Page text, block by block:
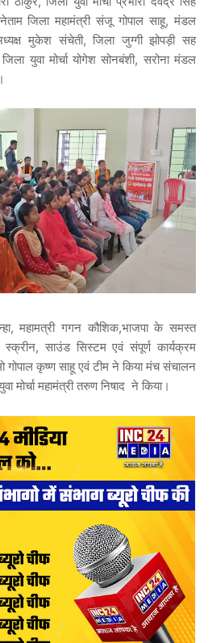
जिला महामंत्री संजू गोपाल साहू, मंडल
मुकेश संचेती, जिला जुग्गी झोपड़ी सह
युवा मोर्चा योगेश सोनबंशी, सरोना मंडल
महामत्री गगन कौशिक,भाजपा के समस्त
स्क्रीन, साउंड सिस्टम एवं संपूर्ण कार्यक्रम
गोपाल कृष्ण साहू एवं टीम ने किया मंच संचालन
मोर्चा महामंत्री तरुण निषाद ने किया।